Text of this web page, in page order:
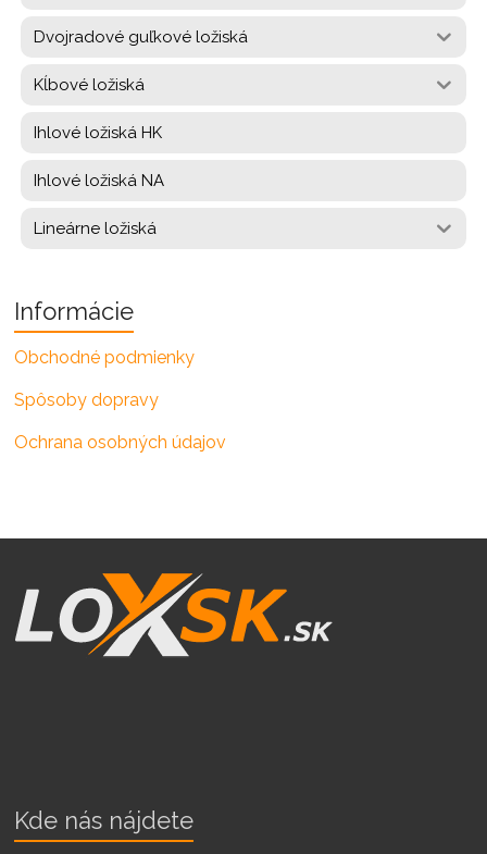
Dvojradové guľkové ložiská
Kĺbové ložiská
Ihlové ložiská HK
Ihlové ložiská NA
Lineárne ložiská
Informácie
Obchodné podmienky
Spôsoby dopravy
Ochrana osobných údajov
Kde nás nájdete